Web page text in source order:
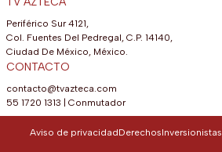
Periférico Sur 4121,
Col. Fuentes Del Pedregal, C.P. 14140,
Ciudad De México, México.
CONTACTO
contacto@tvazteca.com
55 1720 1313
Conmutador
Aviso de privacidadDerechosInversionistas